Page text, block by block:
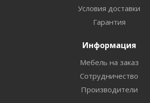
Условия доставки
Гарантия
Информация
Мебель на заказ
Сотрудничество
Производители